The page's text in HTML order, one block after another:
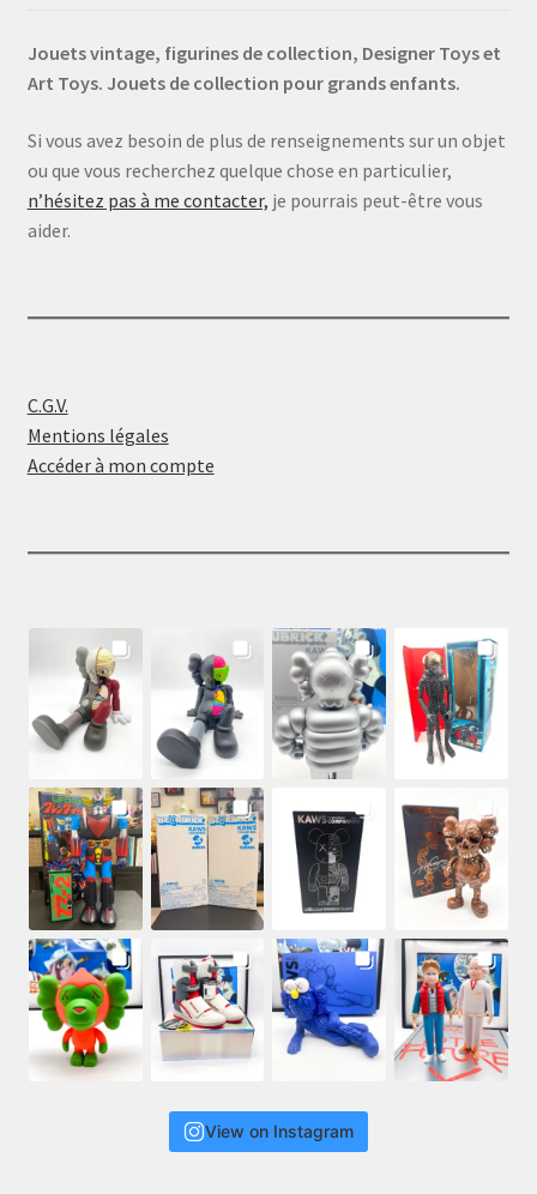
Jouets vintage, figurines de collection, Designer Toys et
Art Toys. Jouets de collection pour grands enfants.
Si vous avez besoin de plus de renseignements sur un objet
ou que vous recherchez quelque chose en particulier,
n’hésitez pas à me contacter, je pourrais peut-être vous
aider.
C.G.V.
Mentions légales
Accéder à mon compte
View on Instagram